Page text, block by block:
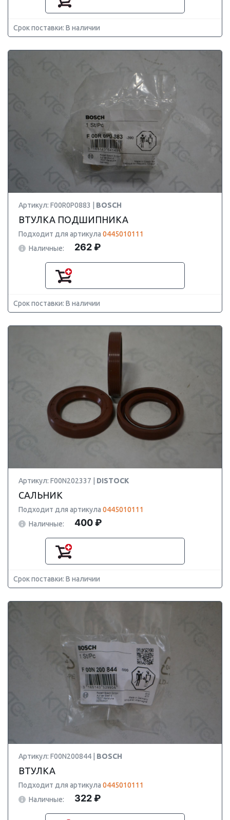
Срок поставки: В наличии
Артикул: F00R0P0883 | BOSCH
ВТУЛКА ПОДШИПНИКА
Подходит для артикула 0445010111
Наличные:
262 ₽
Срок поставки: В наличии
Артикул: F00N202337 | DISTOCK
САЛЬНИК
Подходит для артикула 0445010111
Наличные:
400 ₽
Срок поставки: В наличии
Артикул: F00N200844 | BOSCH
ВТУЛКА
Подходит для артикула 0445010111
Наличные:
322 ₽